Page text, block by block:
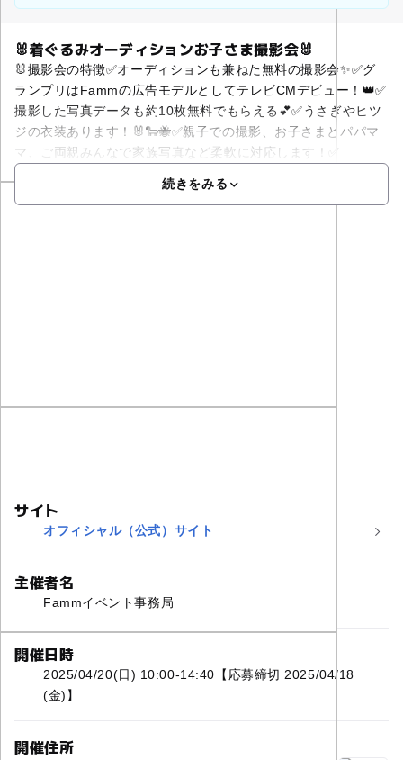
🐰着ぐるみオーディションお子さま撮影会🐰
🐰撮影会の特徴✅オーディションも兼ねた無料の撮影会✨✅グ
ランプリはFammの広告モデルとしてテレビCMデビュー！👑✅
撮影した写真データも約10枚無料でもらえる💕✅うさぎやヒツ
ジの衣装あります！🐰🐑🐝✅親子での撮影、お子さまとパパマ
マ、ご両親みんなで家族写真など柔軟に対応します！✅
続きをみる
サイト
オフィシャル（公式）サイト
主催者名
Fammイベント事務局
開催日時
2025/04/20(日) 10:00-14:40【応募締切 2025/04/18
(金)】
開催住所